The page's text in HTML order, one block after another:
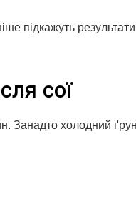
підкажуть
сої
Занадто холодний